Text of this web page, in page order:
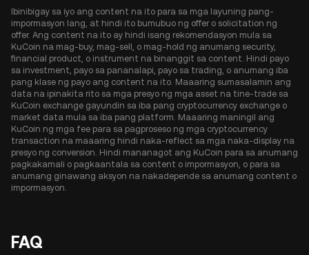
Ibinibigay sa iyo ang content na ito para sa mga layuning pang-
impormasyon lang, at hindi ito bumubuo ng offer o solicitation ng
offer. Ang content na ito ay hindi isang rekomendasyon mula sa
KuCoin na mag-buy, mag-sell, o mag-hold ng anumang security,
financial product, o instrument na binanggit sa content. Hindi payo
sa investment, payo sa pananalapi, payo sa trading, o anumang iba
pang klase ng payo ang content na ito. Maaaring sumasalamin ang
data na ipinakita rito sa mga presyo ng mga asset na tine-trade sa
KuCoin exchange gayundin sa iba pang cryptocurrency exchange o
market data mula sa iba pang platform. Maaaring maningil ang
KuCoin ng mga fee para sa pagproseso ng mga cryptocurrency
transaction na maaaring hindi naka-reflect sa mga naka-display na
presyo ng conversion. Hindi mananagot ang KuCoin para sa anumang
pagkakamali o pagkaantala sa content o impormasyon, o para sa
anumang ginawang aksyon na nakadepende sa anumang content o
impormasyon.
FAQ